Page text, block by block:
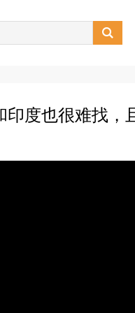

度也很难找，